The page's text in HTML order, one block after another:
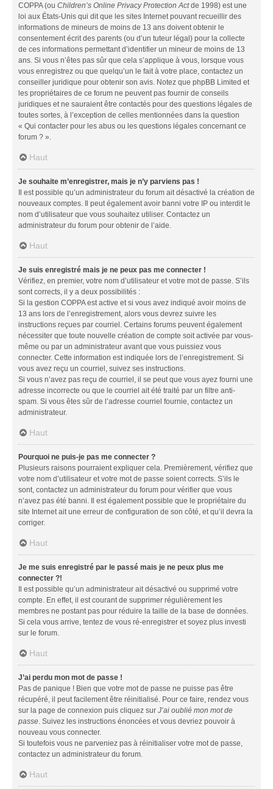
COPPA (ou Children’s Online Privacy Protection Actde 1998) est une
loi aux États-Unis qui dit que les sites Internet pouvant recueillir des
informations de mineurs de moins de 13 ans doivent obtenir le
consentement écrit des parents (ou d’un tuteur légal) pour la collecte
de ces informations permettant d’identifier un mineur de moins de 13
ans. Si vous n’êtes pas sûr que cela s’applique à vous, lorsque vous
vous enregistrez ou que quelqu’un le fait à votre place, contactez un
conseiller juridique pour obtenir son avis. Notez que phpBB Limited et
les propriétaires de ce forum ne peuvent pas fournir de conseils
juridiques et ne sauraient être contactés pour des questions légales de
toutes sortes, à l’exception de celles mentionnées dans la question
« Qui contacter pour les abus ou les questions légales concernant ce
forum ? ».
Haut
Je souhaite m’enregistrer, mais je n’y parviens pas !
Il est possible qu’un administrateur du forum ait désactivé la création de
nouveaux comptes. Il peut également avoir banni votre IP ou interdit le
nom d’utilisateur que vous souhaitez utiliser. Contactez un
administrateur du forum pour obtenir de l’aide.
Haut
Je suis enregistré mais je ne peux pas me connecter !
Vérifiez, en premier, votre nom d’utilisateur et votre mot de passe. S’ils
sont corrects, il y a deux possibilités :
Si la gestion COPPA est active et si vous avez indiqué avoir moins de
13 ans lors de l’enregistrement, alors vous devrez suivre les
instructions reçues par courriel. Certains forums peuvent également
nécessiter que toute nouvelle création de compte soit activée par vous-
même ou par un administrateur avant que vous puissiez vous
connecter. Cette information est indiquée lors de l’enregistrement. Si
vous avez reçu un courriel, suivez ses instructions.
Si vous n’avez pas reçu de courriel, il se peut que vous ayez fourni une
adresse incorrecte ou que le courriel ait été traité par un filtre anti-
spam. Si vous êtes sûr de l’adresse courriel fournie, contactez un
administrateur.
Haut
Pourquoi ne puis-je pas me connecter ?
Plusieurs raisons pourraient expliquer cela. Premièrement, vérifiez que
votre nom d’utilisateur et votre mot de passe soient corrects. S’ils le
sont, contactez un administrateur du forum pour vérifier que vous
n’avez pas été banni. Il est également possible que le propriétaire du
site Internet ait une erreur de configuration de son côté, et qu’il devra la
corriger.
Haut
Je me suis enregistré par le passé mais je ne peux plus me
connecter ?!
Il est possible qu’un administrateur ait désactivé ou supprimé votre
compte. En effet, il est courant de supprimer régulièrement les
membres ne postant pas pour réduire la taille de la base de données.
Si cela vous arrive, tentez de vous ré-enregistrer et soyez plus investi
sur le forum.
Haut
J’ai perdu mon mot de passe !
Pas de panique ! Bien que votre mot de passe ne puisse pas être
récupéré, il peut facilement être réinitialisé. Pour ce faire, rendez vous
sur la page de connexion puis cliquez sur J’ai oublié mon mot de
passe . Suivez les instructions énoncées et vous devriez pouvoir à
nouveau vous connecter.
Si toutefois vous ne parveniez pas à réinitialiser votre mot de passe,
contactez un administrateur du forum.
Haut